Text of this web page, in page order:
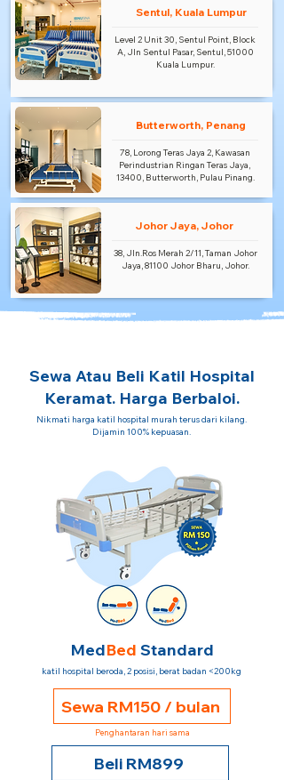
Sentul, Kuala Lumpur
Level 2 Unit 30, Sentul Point, Block
A, Jln Sentul Pasar, Sentul, 51000
Kuala Lumpur.
Butterworth, Penang
78, Lorong Teras Jaya 2, Kawasan
Perindustrian Ringan Teras Jaya,
13400, Butterworth, Pulau Pinang.
Johor Jaya, Johor
38, Jln.Ros Merah 2/11, Taman Johor
Jaya, 81100 Johor Bharu, Johor.
Sewa Atau Beli Katil Hospital
Keramat. Harga Berbaloi.
Nikmati harga katil hospital murah terus dari kilang.
Dijamin 100% kepuasan.
MedBed Standard
katil hospital beroda, 2 posisi, berat badan <200kg
Sewa RM150 / bulan
Penghantaran hari sama
Beli RM899